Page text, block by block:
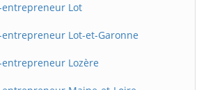
Lot
Lot-et-Garonne
Lozère